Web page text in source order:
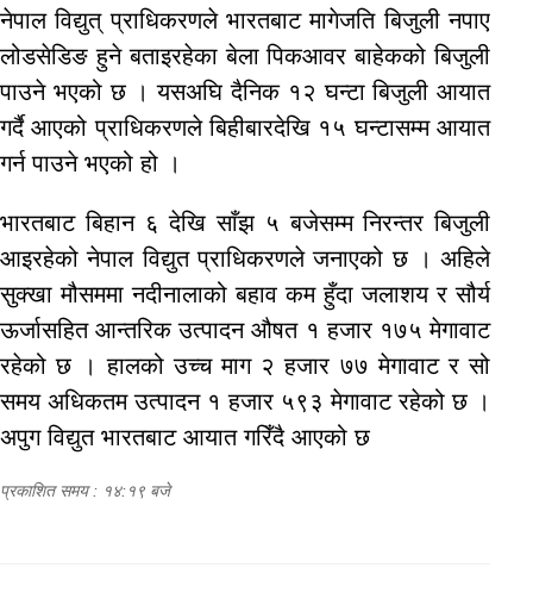
नेपाल विद्युत् प्राधिकरणले भारतबाट मागेजति बिजुली नपाए
लोडसेडिङ हुने बताइरहेका बेला पिकआवर बाहेकको बिजुली
पाउने भएको छ । यसअघि दैनिक १२ घन्टा बिजुली आयात
गर्दै आएको प्राधिकरणले बिहीबारदेखि १५ घन्टासम्म आयात
गर्न पाउने भएको हो ।
भारतबाट बिहान ६ देखि साँझ ५ बजेसम्म निरन्तर बिजुली
आइरहेको नेपाल विद्युत प्राधिकरणले जनाएको छ । अहिले
सुक्खा मौसममा नदीनालाको बहाव कम हुँदा जलाशय र सौर्य
ऊर्जासहित आन्तरिक उत्पादन औषत १ हजार १७५ मेगावाट
रहेको छ । हालको उच्च माग २ हजार ७७ मेगावाट र सो
समय अधिकतम उत्पादन १ हजार ५९३ मेगावाट रहेको छ ।
अपुग विद्युत भारतबाट आयात गरिँदै आएको छ
प्रकाशित समय : १४:१९ बजे